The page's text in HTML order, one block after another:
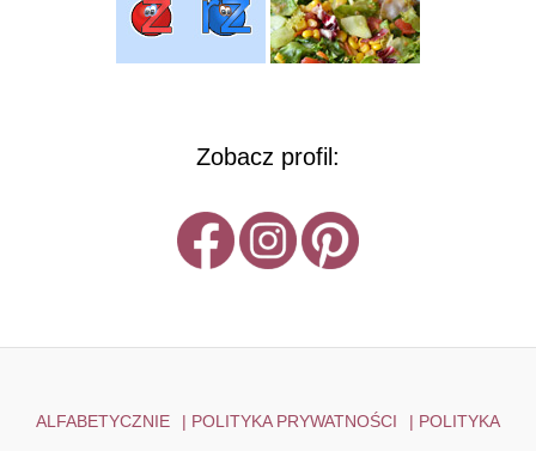
Zobacz profil:
ALFABETYCZNIE | POLITYKA PRYWATNOŚCI | POLITYKA